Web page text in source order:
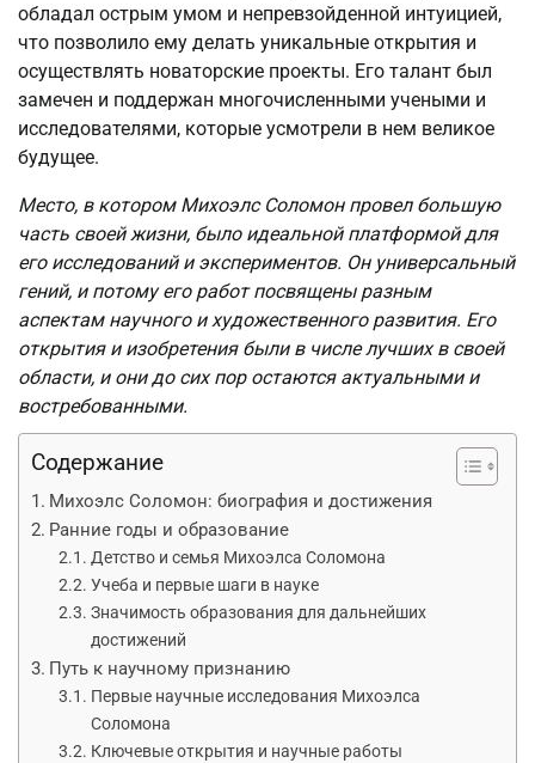
обладал острым умом и непревзойденной интуицией,
что позволило ему делать уникальные открытия и
осуществлять новаторские проекты. Его талант был
замечен и поддержан многочисленными учеными и
исследователями, которые усмотрели в нем великое
будущее.
Место, в котором Михоэлс Соломон провел большую
часть своей жизни, было идеальной платформой для
его исследований и экспериментов. Он универсальный
гений, и потому его работ посвящены разным
аспектам научного и художественного развития. Его
открытия и изобретения были в числе лучших в своей
области, и они до сих пор остаются актуальными и
востребованными.
Содержание
Михоэлс Соломон: биография и достижения
Ранние годы и образование
Детство и семья Михоэлса Соломона
Учеба и первые шаги в науке
Значимость образования для дальнейших
достижений
Путь к научному признанию
Первые научные исследования Михоэлса
Соломона
Ключевые открытия и научные работы